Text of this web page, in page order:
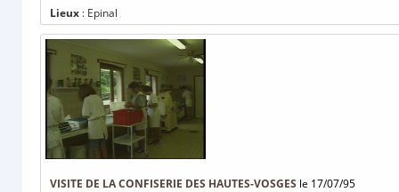
Lieux : Epinal
VISITE DE LA CONFISERIE DES HAUTES-VOSGES le 17/07/95